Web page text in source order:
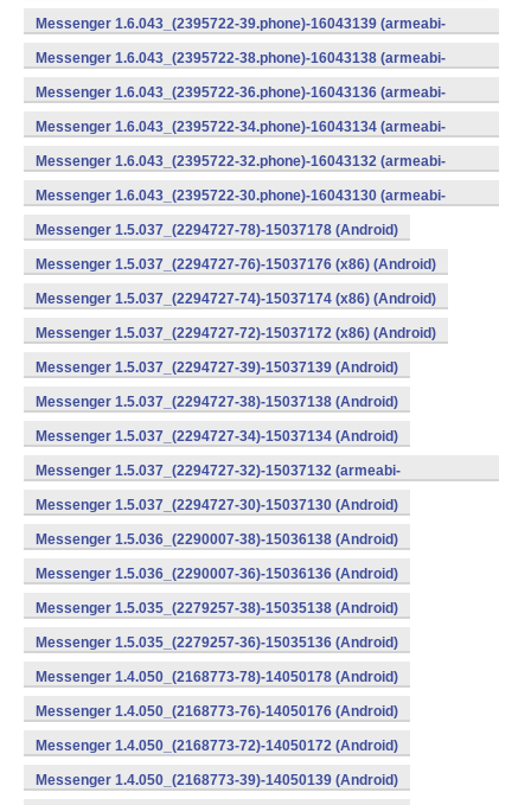
Messenger 1.6.043_(2395722-39.phone)-16043139 (armeabi-
v7a) (Android)
Messenger 1.6.043_(2395722-38.phone)-16043138 (armeabi-
v7a) (Android)
Messenger 1.6.043_(2395722-36.phone)-16043136 (armeabi-
v7a) (Android)
Messenger 1.6.043_(2395722-34.phone)-16043134 (armeabi-
v7a) (Android)
Messenger 1.6.043_(2395722-32.phone)-16043132 (armeabi-
v7a) (Android)
Messenger 1.6.043_(2395722-30.phone)-16043130 (armeabi-
v7a) (Android)
Messenger 1.5.037_(2294727-78)-15037178 (Android)
Messenger 1.5.037_(2294727-76)-15037176 (x86) (Android)
Messenger 1.5.037_(2294727-74)-15037174 (x86) (Android)
Messenger 1.5.037_(2294727-72)-15037172 (x86) (Android)
Messenger 1.5.037_(2294727-39)-15037139 (Android)
Messenger 1.5.037_(2294727-38)-15037138 (Android)
Messenger 1.5.037_(2294727-34)-15037134 (Android)
Messenger 1.5.037_(2294727-32)-15037132 (armeabi-
v7a) (Android)
Messenger 1.5.037_(2294727-30)-15037130 (Android)
Messenger 1.5.036_(2290007-38)-15036138 (Android)
Messenger 1.5.036_(2290007-36)-15036136 (Android)
Messenger 1.5.035_(2279257-38)-15035138 (Android)
Messenger 1.5.035_(2279257-36)-15035136 (Android)
Messenger 1.4.050_(2168773-78)-14050178 (Android)
Messenger 1.4.050_(2168773-76)-14050176 (Android)
Messenger 1.4.050_(2168773-72)-14050172 (Android)
Messenger 1.4.050_(2168773-39)-14050139 (Android)